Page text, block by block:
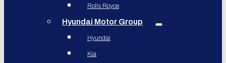
Rolls Royce
Hyundai Motor Group
Hyundai
Kia